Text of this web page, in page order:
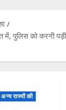
में, पुलिस को करनी
राज्यों की